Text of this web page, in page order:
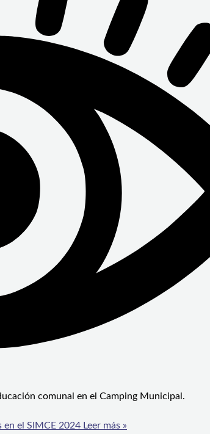
comunal en el Camping Municipal.
el SIMCE 2024 Leer más »